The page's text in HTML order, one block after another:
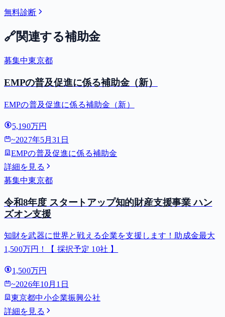
無料診断
🔗関連する補助金
募集中東京都
EMPの普及促進に係る補助金（新）
EMPの普及促進に係る補助金（新）
5,190万円
~2027年5月31日
EMPの普及促進に係る補助金
詳細を見る
募集中東京都
令和8年度 スタートアップ知的財産支援事業 ハン
ズオン支援
知財を武器に世界と戦える企業を支援します！助成金最大
1,500万円！【 採択予定 10社 】
1,500万円
~2026年10月1日
東京都中小企業振興公社
詳細を見る